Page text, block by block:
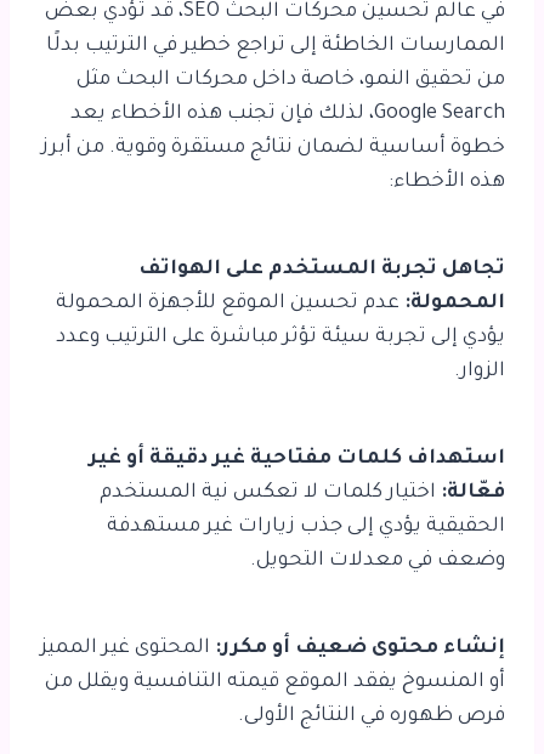
في عالم تحسين محركات البحث SEO، قد تؤدي بعض
الممارسات الخاطئة إلى تراجع خطير في الترتيب بدلًا
من تحقيق النمو، خاصة داخل محركات البحث مثل
Google Search، لذلك فإن تجنب هذه الأخطاء يعد
خطوة أساسية لضمان نتائج مستقرة وقوية. من أبرز
هذه الأخطاء:
تجاهل تجربة المستخدم على الهواتف
المحمولة: عدم تحسين الموقع للأجهزة المحمولة
يؤدي إلى تجربة سيئة تؤثر مباشرة على الترتيب وعدد
الزوار.
استهداف كلمات مفتاحية غير دقيقة أو غير
فعّالة: اختيار كلمات لا تعكس نية المستخدم
الحقيقية يؤدي إلى جذب زيارات غير مستهدفة
وضعف في معدلات التحويل.
إنشاء محتوى ضعيف أو مكرر: المحتوى غير المميز
أو المنسوخ يفقد الموقع قيمته التنافسية ويقلل من
فرص ظهوره في النتائج الأولى.